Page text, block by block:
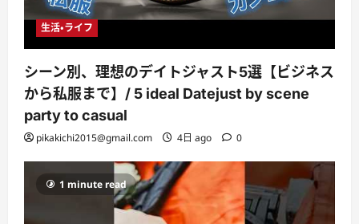
生活・ライフ
シーン別、理想のデイトジャスト5選【ビジネス
から私服まで】/ 5 ideal Datejust by scene
party to casual
pikakichi2015@gmail.com 4日 ago 0
1 minute read